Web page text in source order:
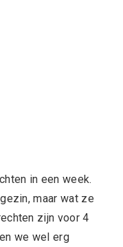
in een week.
maar wat ze
zijn voor 4
we wel erg